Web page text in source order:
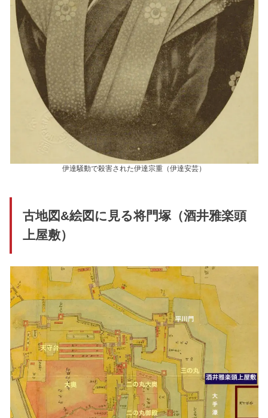
伊達騒動で殺害された伊達宗重（伊達安芸）
古地図&絵図に見る将門塚（酒井雅楽頭
上屋敷）